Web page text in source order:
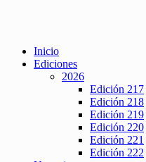
Inicio
Ediciones
2026
Edición 217
Edición 218
Edición 219
Edición 220
Edición 221
Edición 222